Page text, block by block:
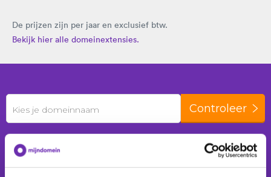
De prijzen zijn per jaar en exclusief btw.
Bekijk hier alle domeinextensies.
Kies je domeinnaam Controleer
272 domeinnamen